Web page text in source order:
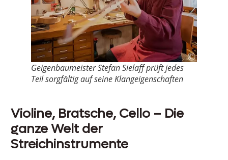
Geigenbaumeister Stefan Sielaff prüft jedes
Teil sorgfältig auf seine Klangeigenschaften
Violine, Bratsche, Cello – Die
ganze Welt der
Streichinstrumente